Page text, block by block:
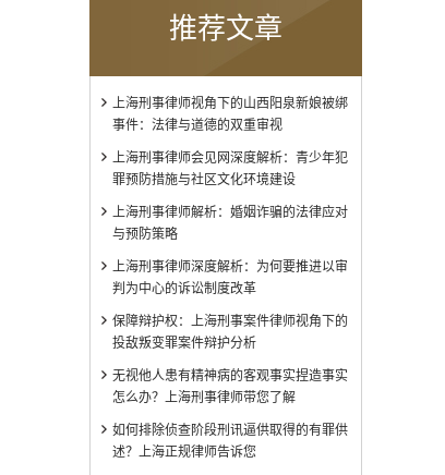
推荐文章
上海刑事律师视角下的山西阳泉新娘被绑
事件：法律与道德的双重审视
上海刑事律师会见网深度解析：青少年犯
罪预防措施与社区文化环境建设
上海刑事律师解析：婚姻诈骗的法律应对
与预防策略
上海刑事律师深度解析：为何要推进以审
判为中心的诉讼制度改革
保障辩护权：上海刑事案件律师视角下的
投敌叛变罪案件辩护分析
无视他人患有精神病的客观事实捏造事实
怎么办？上海刑事律师带您了解
如何排除侦查阶段刑讯逼供取得的有罪供
述？上海正规律师告诉您